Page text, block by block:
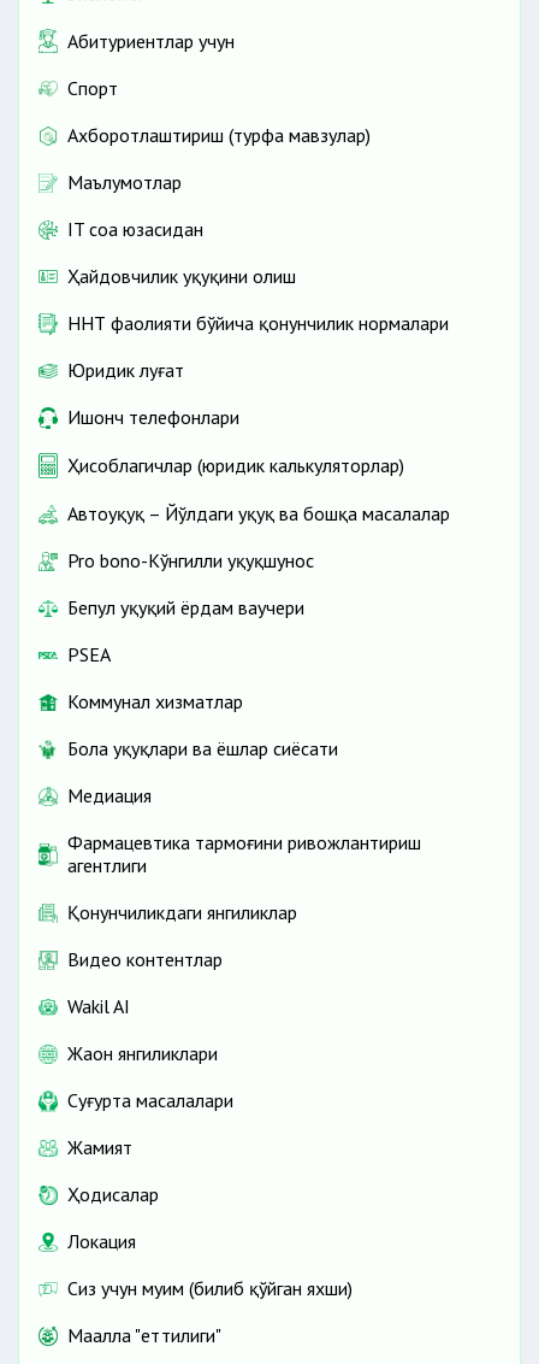
Абитуриентлар учун
Спорт
Ахборотлаштириш (турфа мавзулар)
Маълумотлар
IT соҳа юзасидан
Ҳайдовчилик ҳуқуқини олиш
ННТ фаолияти бўйича қонунчилик нормалари
Юридик луғат
Ишонч телефонлари
Ҳисоблагичлар (юридик калькуляторлар)
Автоҳуқуқ – Йўлдаги ҳуқуқ ва бошқа масалалар
Pro bono-Кўнгилли ҳуқуқшунос
Бепул ҳуқуқий ёрдам ваучери
PSEA
Коммунал хизматлар
Бола ҳуқуқлари ва ёшлар сиёсати
Медиация
Фармацевтика тармоғини ривожлантириш
агентлиги
Қонунчиликдаги янгиликлар
Видео контентлар
Wakil AI
Жаҳон янгиликлари
Cуғурта масалалари
Жамият
Ҳодисалар
Локация
Сиз учун муҳим (билиб қўйган яхши)
Маҳалла "еттилиги"